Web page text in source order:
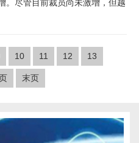
。尽管目前裁员尚未激增，但越
10 11 12 13
末页